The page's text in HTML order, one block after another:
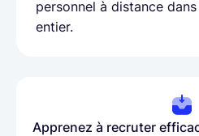
personnel à distance
entier.
Apprenez à recruter